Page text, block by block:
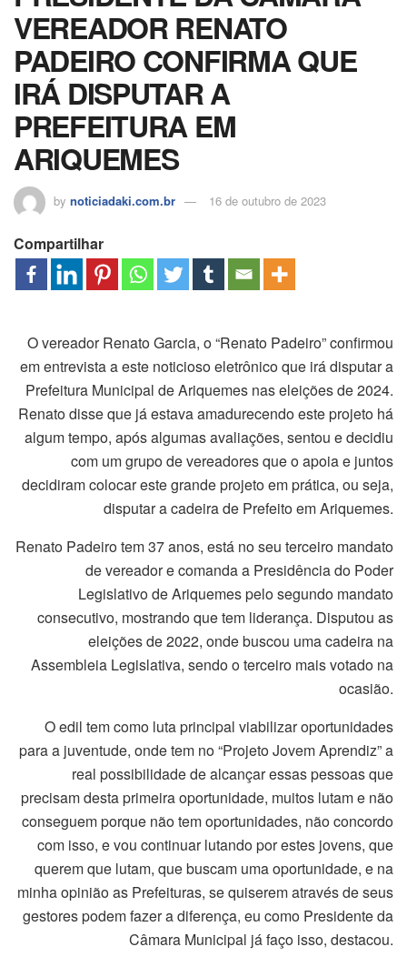
VEREADOR RENATO
PADEIRO CONFIRMA QUE
IRÁ DISPUTAR A
PREFEITURA EM
ARIQUEMES
by noticiadaki.com.br 16 de outubro de 2023
Compartilhar
O vereador Renato Garcia, o “Renato Padeiro” confirmou
em entrevista a este noticioso eletrônico que irá disputar a
Prefeitura Municipal de Ariquemes nas eleições de 2024.
Renato disse que já estava amadurecendo este projeto há
algum tempo, após algumas avaliações, sentou e decidiu
com um grupo de vereadores que o apoia e juntos
decidiram colocar este grande projeto em prática, ou seja,
disputar a cadeira de Prefeito em Ariquemes.
Renato Padeiro tem 37 anos, está no seu terceiro mandato
de vereador e comanda a Presidência do Poder
Legislativo de Ariquemes pelo segundo mandato
consecutivo, mostrando que tem liderança. Disputou as
eleições de 2022, onde buscou uma cadeira na
Assembleia Legislativa, sendo o terceiro mais votado na
ocasião.
O edil tem como luta principal viabilizar oportunidades
para a juventude, onde tem no “Projeto Jovem Aprendiz” a
real possibilidade de alcançar essas pessoas que
precisam desta primeira oportunidade, muitos lutam e não
conseguem porque não tem oportunidades, não concordo
com isso, e vou continuar lutando por estes jovens, que
querem que lutam, que buscam uma oportunidade, e na
minha opinião as Prefeituras, se quiserem através de seus
gestores podem fazer a diferença, eu como Presidente da
Câmara Municipal já faço isso, destacou.